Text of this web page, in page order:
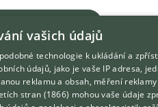
vašich údajů
technologie k ukládání a
údajů, jako je vaše IP adresa,
reklamu a obsah, měření reklamy
stran (1866) mohou vaše údaje